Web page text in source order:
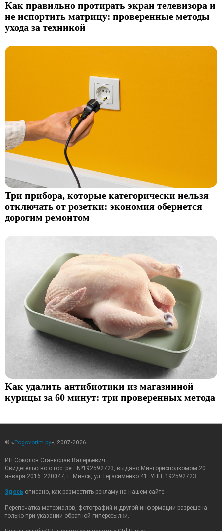
Как правильно протирать экран телевизора и
не испортить матрицу: проверенные методы
ухода за техникой
Три прибора, которые категорически нельзя
отключать от розетки: экономия обернется
дорогим ремонтом
Как удалить антибиотики из магазинной
курицы за 60 минут: три проверенных метода
© « Pogovorim.by», 2007-2026.
ИП Соколов Станислав Валерьевич
Свидетельство о гос. рег. №192592723, выдано Мингорисполкомом 20
января 2016. 220047, г. Минск, ул. Герасименко 41. УНП: 192592723.
Здесь описано, как разместить рекламу на нашем сайте
Перепечатка материалов, фотографий и другой информации разрешена
только при указании обратной гиперссылки.